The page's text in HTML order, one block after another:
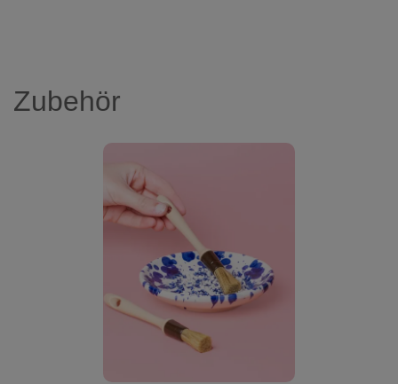
Zubehör